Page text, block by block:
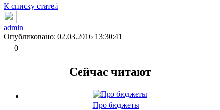
К списку статей
admin
Опубликовано: 02.03.2016 13:30:41
0
Сейчас читают
Про бюджеты